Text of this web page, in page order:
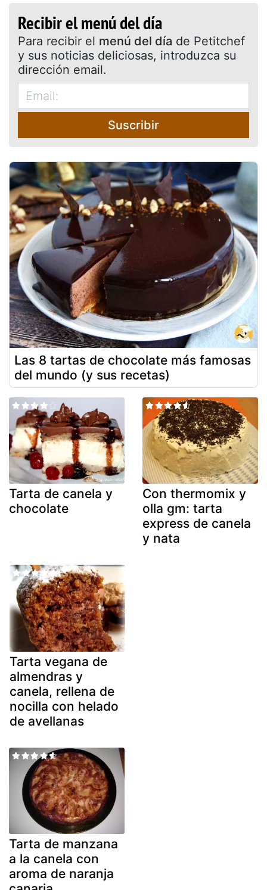
Recibir el menú del día
Para recibir el menú del día de Petitchef
y sus noticias deliciosas, introduzca su
dirección email.
Suscribir
Las 8 tartas de chocolate más famosas
del mundo (y sus recetas)
Tarta de canela y
chocolate
Con thermomix y
olla gm: tarta
express de canela
y nata
Tarta vegana de
almendras y
canela, rellena de
nocilla con helado
de avellanas
Tarta de manzana
a la canela con
aroma de naranja